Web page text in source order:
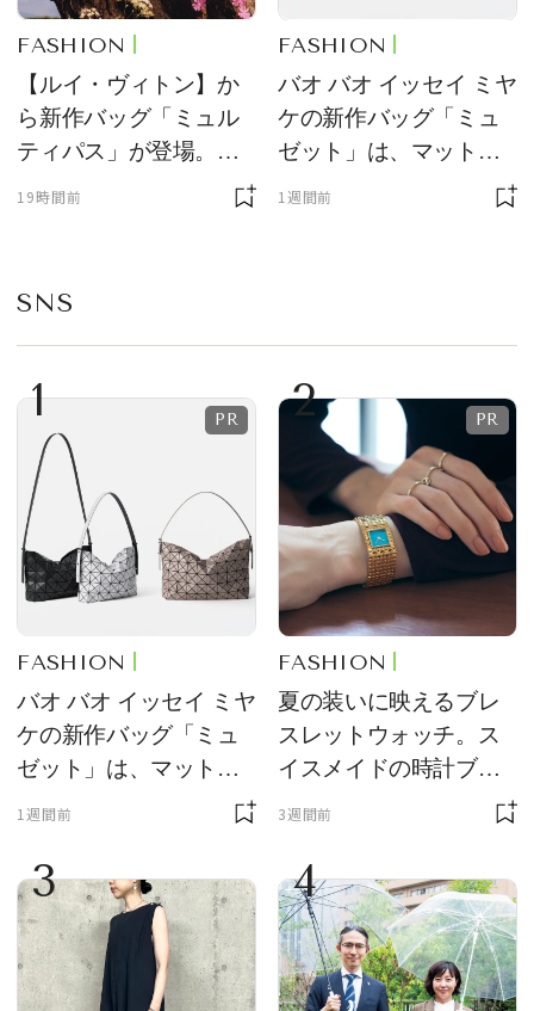
FASHION
【ルイ・ヴィトン】か
ら新作バッグ「ミュル
ティパス」が登場。ミ
ニサイズもラインナッ
19時間前
FASHION
バオ バオ イッセイ ミヤ
ケの新作バッグ「ミュ
ゼット」は、マットな
1週間前
SNS
1
FASHION
バオ バオ イッセイ ミヤ
ケの新作バッグ「ミュ
ゼット」は、マットな
1週間前
2
FASHION
夏の装いに映えるブレ
スレットウォッチ。ス
イスメイドの時計ブラ
ンド【フレデリック・
をレビュー。【それい
け！ 良品ハンター】
3週間前
3 4